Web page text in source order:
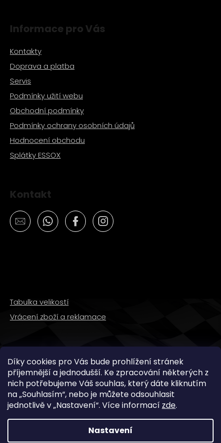
Díky cookies pro Vás bude prohlížení stránek
příjemnější a jednodušší. Ke zpracování některých z
nich potřebujeme Váš souhlas, který dáte kliknutím
na „Souhlasím“, nebo je můžete odsouhlasit
jednotlivě v „Nastavení“. Více informací zde.
Nastavení
Informace pro Vás
Kontakty
Doprava a platba
Servis
Podmínky užití webu
Obchodní podmínky
Podmínky ochrany osobních údajů
Hodnocení obchodu
Splátky ESSOX
Kontakt
Tabulka velikostí
Vrácení zboží a reklamace
SLEDUJTE NÁS
Copyright 2026WMX STORE. Všechna práva